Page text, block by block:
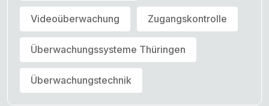
Videoüberwachung Zugangskontrolle
Überwachungssysteme Thüringen
Überwachungstechnik